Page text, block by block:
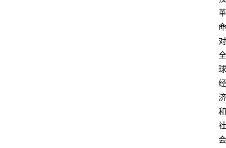
革
命
对
全
球
经
济
和
社
会